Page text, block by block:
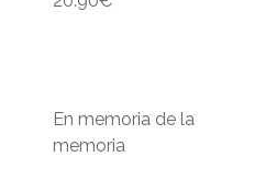
En memoria de la
memoria